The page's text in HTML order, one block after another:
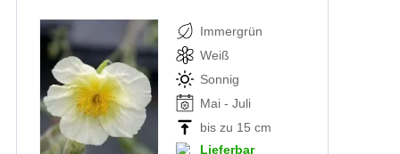
Immergrün
Weiß
Sonnig
Mai - Juli
bis zu 15 cm
Lieferbar